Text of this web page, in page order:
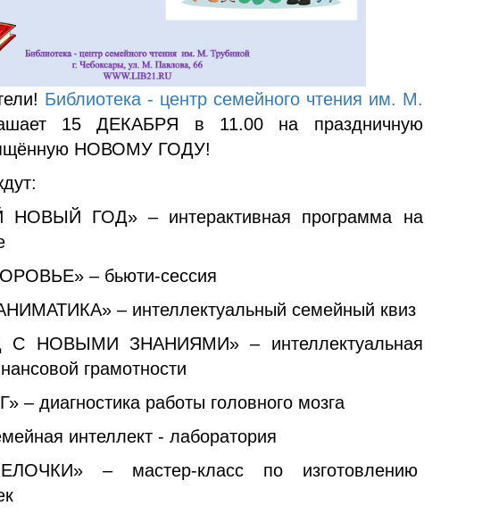
Библиотека - центр семейного чтения им. М.
15 ДЕКАБРЯ в 11.00 на праздничную
НОВОМУ ГОДУ!
ГОД» – интерактивная программа на
– бьюти-сессия
– интеллектуальный семейный квиз
НОВЫМИ ЗНАНИЯМИ» – интеллектуальная
грамотности
диагностика работы головного мозга
интеллект - лаборатория
– мастер-класс по изготовлению